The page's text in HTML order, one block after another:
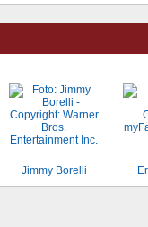
Jimmy Borelli